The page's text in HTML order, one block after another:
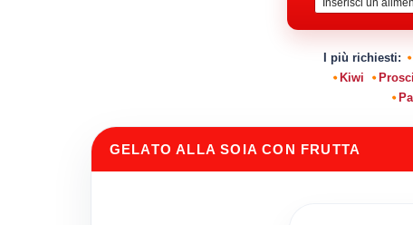
I più richiesti:
Kiwi
GELATO ALLA SOIA CON FRUTTA